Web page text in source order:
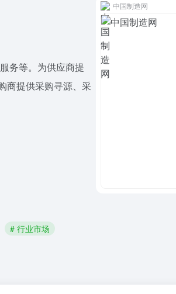
务等。为供应商提
商提供采购寻源、采
# 行业市场
中国制造网